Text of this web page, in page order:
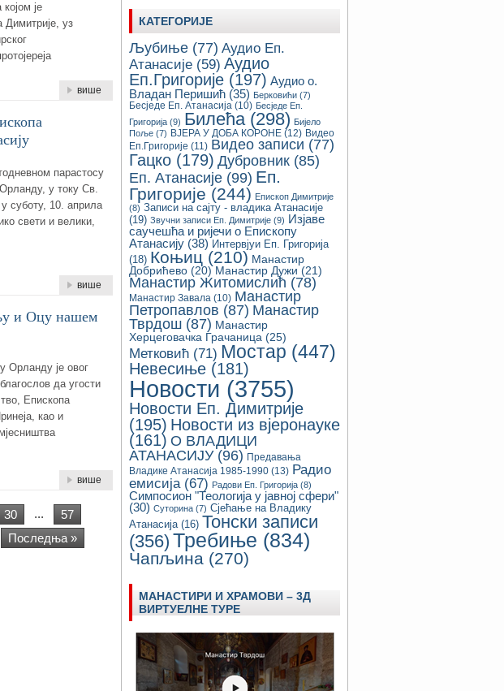
којом је
Димитрије, уз
више
парастосу
у току Св.
у суботу, 10. априла
свети и велики,
више
и Оцу нашем
Орланду је овог
да угости
Епископа
као и
више
30 ...
57
Последња »
КАТЕГОРИЈЕ
Љубиње (77) Аудио Еп.
Атанасије (59) Аудио
Еп.Григорије (197) Аудио о.
Владан Перишић (35) Берковићи (7)
Бесједе Еп. Атанасија (10) Бесједе Еп.
Григорија (9) Билећа(298) Бијело
Поље (7) ВЈЕРА У ДОБА КОРОНЕ (12) Видео
Еп.Григорије (11) Видео записи (77)
Гацко (179) Дубровник (85)
Еп. Атанасије (99) Еп.
Григорије (244) Епископ Димитрије
(8) Записи на сајту - владика Атанасије
(19) Звучни записи Еп. Димитрије (9) Изјаве
саучешћа и ријечи о Епископу
Атанасију (38) Интервјуи Еп. Григорија
(18) Коњиц (210) Манастир
Добрићево (20) Манастир Дужи (21)
Манастир Житомислић (78)
Манастир Завала (10) Манастир
Петропавлов (87) Манастир
Тврдош (87) Манастир
Херцеговачка Грачаница (25)
Метковић (71) Мостар (447)
Невесиње (181)
Новости (3755)
Новости Еп. Димитрије
(195) Новости из вјеронауке
(161) О ВЛАДИЦИ
АТАНАСИЈУ(96) Предавања
Владике Атанасија 1985-1990 (13) Радио
емисија(67) Радови Еп. Григорија (8)
Симпосион "Теологија у јавној сфери"
(30) Суторина (7) Сјећање на Владику
Атанасија(16) Тонски записи
(356) Требиње (834)
Чапљина (270)
МАНАСТИРИ И ХРАМОВИ – 3Д
ВИРТУЕЛНЕ ТУРЕ